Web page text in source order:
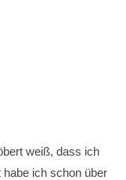
weiß, dass ich
ich schon über